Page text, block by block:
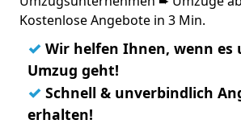
Kostenlose Angebote in 3 Min.
✓ Wir helfen Ihnen, wenn es
Umzug geht!
✓ Schnell & unverbindlich
erhalten!